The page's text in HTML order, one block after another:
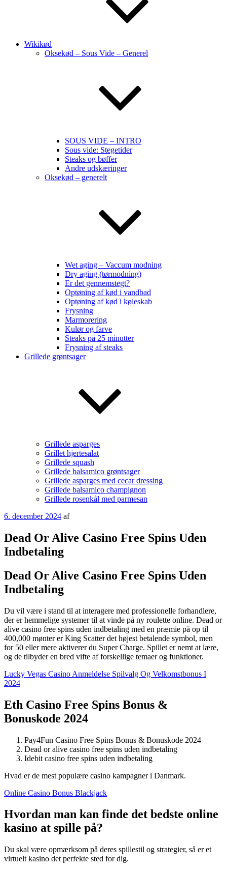
Wikikød
Oksekød – Sous Vide – Generel
SOUS VIDE – INTRO
Sous vide: Stegetider
Steaks og bøffer
Andre udskæringer
Oksekød – generelt
Wet aging – Vaccum modning
Dry aging (tørmodning)
Er det gennemstegt?
Optøning af kød i vandbad
Optøning af kød i køleskab
Frysning
Marmorering
Kulør og farve
Steaks på 25 minutter
Frysning af steaks
Grillede grøntsager
Grillede asparges
Grillet hjertesalat
Grillede squash
Grillede balsamico grøntsager
Grillede asparges med cecar dressing
Grillede balsamico champignon
Grillede rosenkål med parmesan
Udgivet
6. december 2024 af
Dead Or Alive Casino Free Spins Uden
Indbetaling
Dead Or Alive Casino Free Spins Uden
Indbetaling
Du vil være i stand til at interagere med professionelle forhandlere,
der er hemmelige systemer til at vinde på ny roulette online. Dead or
alive casino free spins uden indbetaling med en præmie på op til
400,000 mønter er King Scatter det højest betalende symbol, men
for 50 eller mere aktiverer du Super Charge. Spillet er nemt at lære,
og de tilbyder en bred vifte af forskellige temaer og funktioner.
Lucky Vegas Casino Anmeldelse Spilvalg Og Velkomstbonus I
2024
Eth Casino Free Spins Bonus &
Bonuskode 2024
Pay4Fun Casino Free Spins Bonus & Bonuskode 2024
Dead or alive casino free spins uden indbetaling
Idebit casino free spins uden indbetaling
Hvad er de mest populære casino kampagner i Danmark.
Online Casino Bonus Blackjack
Hvordan man kan finde det bedste online
kasino at spille på?
Du skal være opmærksom på deres spillestil og strategier, så er et
virtuelt kasino det perfekte sted for dig.